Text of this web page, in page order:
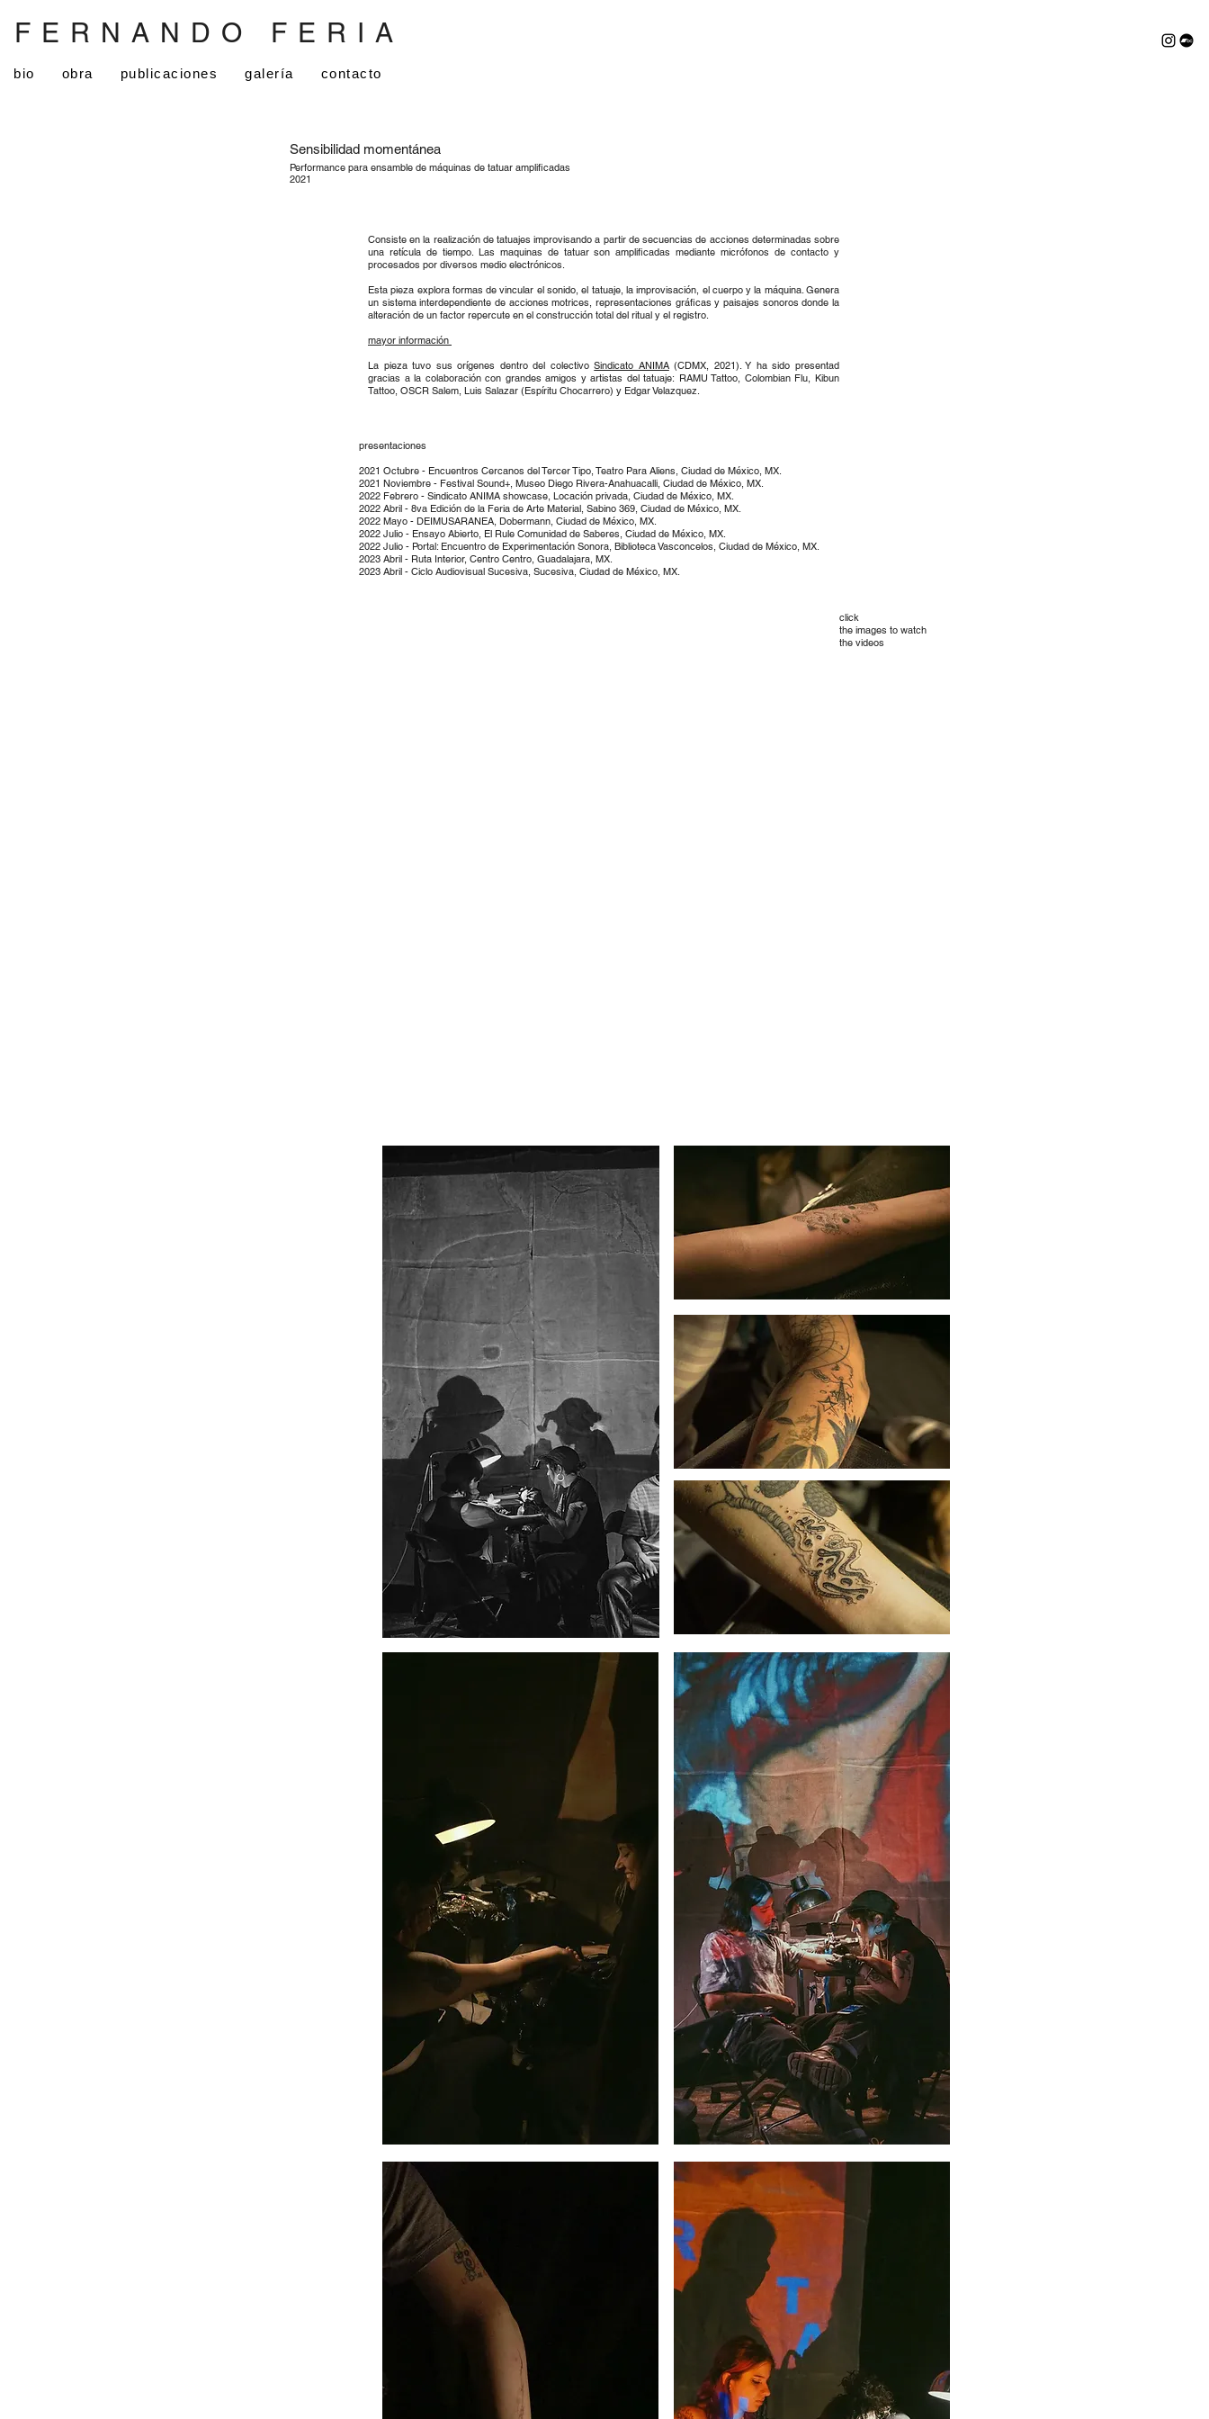
FERNANDO FERIA
bio obra publicaciones galería contacto
Sensibilidad momentánea
Performance para ensamble de máquinas de tatuar amplificadas
2021
Consiste en la realización de tatuajes improvisando a partir de secuencias de acciones determinadas sobre
una retícula de tiempo. Las maquinas de tatuar son amplificadas mediante micrófonos de contacto y
procesados por diversos medio electrónicos.
Esta pieza explora formas de vincular el sonido, el tatuaje, la improvisación, el cuerpo y la máquina. Genera
un sistema interdependiente de acciones motrices, representaciones gráficas y paisajes sonoros donde la
alteración de un factor repercute en el construcción total del ritual y el registro.
mayor información
La pieza tuvo sus orígenes dentro del colectivoSindicato ANIMA(CDMX, 2021). Y ha sido presentad
gracias a la colaboración con grandes amigos y artistas del tatuaje: RAMU Tattoo, Colombian Flu, Kibun
Tattoo, OSCR Salem, Luis Salazar (Espíritu Chocarrero) y Edgar Velazquez.
presentaciones
2021 Octubre - Encuentros Cercanos del Tercer Tipo, Teatro Para Aliens, Ciudad de México, MX.
2021 Noviembre - Festival Sound+, Museo Diego Rivera-Anahuacalli, Ciudad de México, MX.
2022 Febrero - Sindicato ANIMA showcase, Locación privada, Ciudad de México, MX.
2022 Abril - 8va Edición de la Feria de Arte Material, Sabino 369, Ciudad de México, MX.
2022 Mayo - DEIMUSARANEA, Dobermann, Ciudad de México, MX.
2022 Julio - Ensayo Abierto, El Rule Comunidad de Saberes, Ciudad de México, MX.
2022 Julio - Portal: Encuentro de Experimentación Sonora, Biblioteca Vasconcelos, Ciudad de México, MX.
2023 Abril - Ruta Interior, Centro Centro, Guadalajara, MX.
2023 Abril - Ciclo Audiovisual Sucesiva, Sucesiva, Ciudad de México, MX.
click
the images to watch
the videos